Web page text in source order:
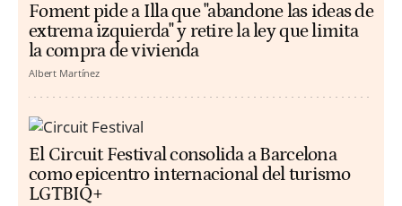
Foment pide a Illa que "abandone las ideas de
extrema izquierda" y retire la ley que limita
la compra de vivienda
Albert Martínez
El Circuit Festival consolida a Barcelona
como epicentro internacional del turismo
LGTBIQ+